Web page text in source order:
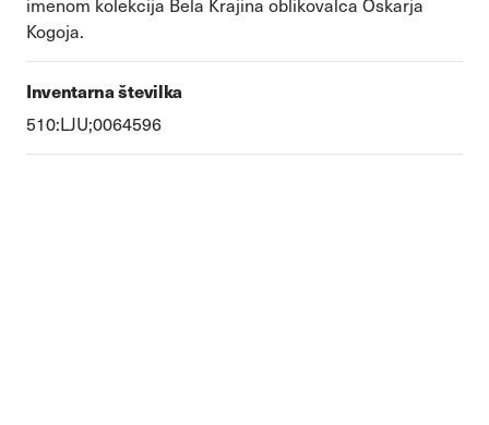
imenom kolekcija Bela Krajina oblikovalca Oskarja
Kogoja.
Inventarna številka
510:LJU;0064596